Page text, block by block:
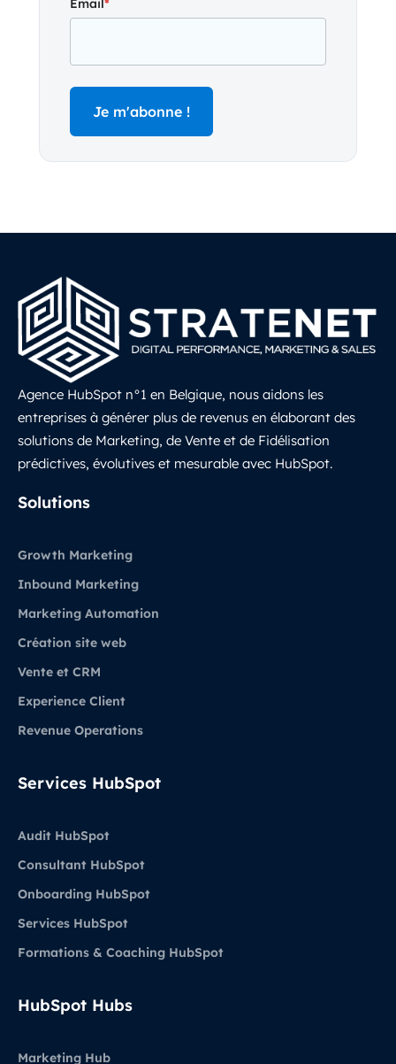
Email*
Agence HubSpot n°1 en Belgique, nous aidons les
entreprises à générer plus de revenus en élaborant des
solutions de Marketing, de Vente et de Fidélisation
prédictives, évolutives et mesurable avec HubSpot.
Solutions
Growth Marketing
Inbound Marketing
Marketing Automation
Création site web
Vente et CRM
Experience Client
Revenue Operations
Services HubSpot
Audit HubSpot
Consultant HubSpot
Onboarding HubSpot
Services HubSpot
Formations & Coaching HubSpot
HubSpot Hubs
Marketing Hub